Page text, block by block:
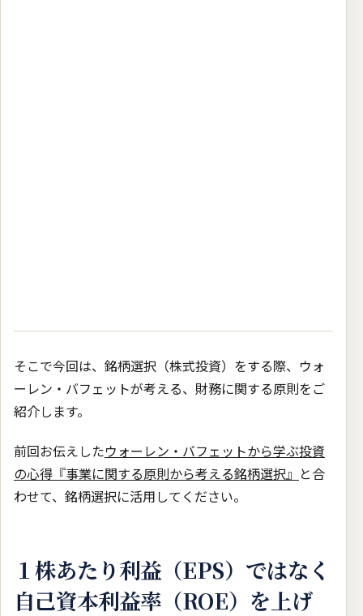
そこで今回は、銘柄選択（株式投資）をする際、ウォ
ーレン・バフェットが考える、財務に関する原則をご
紹介します。
前回お伝えしたウォーレン・バフェットから学ぶ投資
の心得『事業に関する原則から考える銘柄選択』 と合
わせて、銘柄選択に活用してください。
１株あたり利益（EPS）ではなく
自己資本利益率（ROE）を上げ